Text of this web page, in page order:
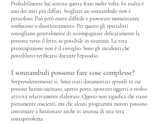
Probabilmente hai sentito questa frase molte volte. In realtà è
uno dei miti più diffusi. Svegliare un sonnambulo non è
pericoloso. Può però essere difficile e provocare momentanea
confusione o disorientamento. Per questo gli specialisti
consigliano generalmente di accompagnare delicatamente la
persona verso il letto, se possibile in sicurezza. La vera
preoccupazione non è il risveglio. Sono gli incidenti che
potrebbero verificarsi durante l'episodio.
I sonnambuli possono fare cose complesse?
Sorprendentemente sì. Sono stati documentati episodi in cui
persone hanno cucinato, aperto porte, spostato oggetti o svolto
attività relativamente elaborate. Questo non significa che siano
pienamente coscienti, ma che alcuni programmi motori possono
continuare a funzionare anche in assenza di una vera
consapevolezza.